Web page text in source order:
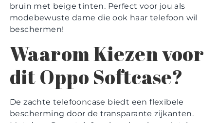
bruin met beige tinten. Perfect voor jou als
modebewuste dame die ook haar telefoon wil
beschermen!
Waarom Kiezen voor
dit Oppo Softcase?
De zachte telefooncase biedt een flexibele
bescherming door de transparante zijkanten.